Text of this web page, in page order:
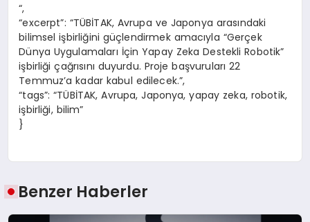
“,
“excerpt”: “TÜBİTAK, Avrupa ve Japonya arasındaki
bilimsel işbirliğini güçlendirmek amacıyla “Gerçek
Dünya Uygulamaları İçin Yapay Zeka Destekli Robotik”
işbirliği çağrısını duyurdu. Proje başvuruları 22
Temmuz’a kadar kabul edilecek.”,
“tags”: “TÜBİTAK, Avrupa, Japonya, yapay zeka, robotik,
işbirliği, bilim”
}
Benzer Haberler